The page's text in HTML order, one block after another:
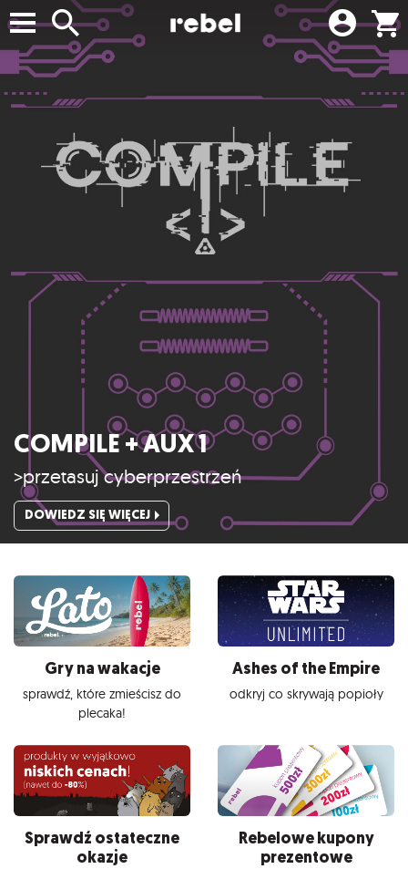
COMPILE + AUX 1
>przetasuj cyberprzestrzeń
DOWIEDZ SIĘ WIĘCEJ
Gry na wakacje
sprawdź, które zmieścisz do
plecaka!
Ashes of the Empire
odkryj co skrywają popioły
Sprawdź ostateczne
okazje
Rebelowe kupony
prezentowe